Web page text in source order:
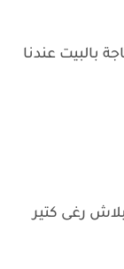
بالبيت عندنا
رغى كتير